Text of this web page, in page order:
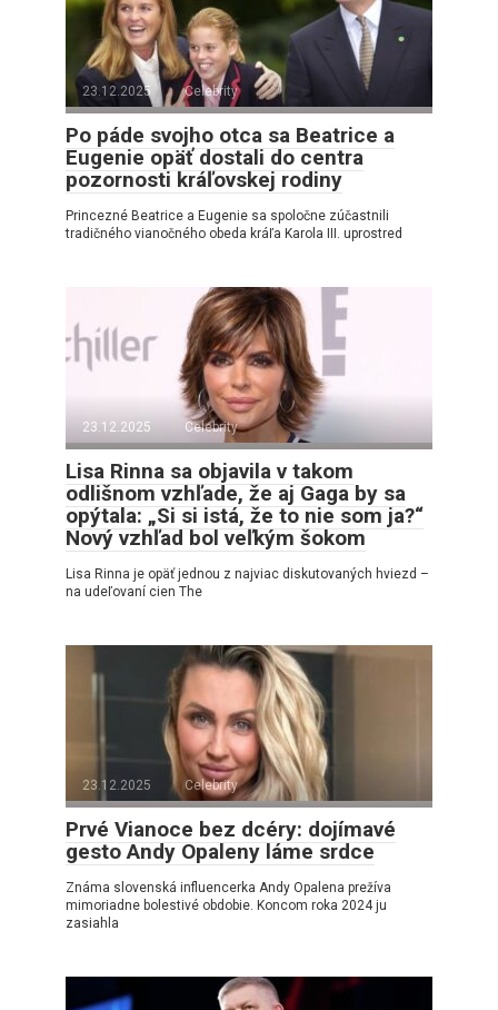
23.12.2025 Celebrity
Po páde svojho otca sa Beatrice a
Eugenie opäť dostali do centra
pozornosti kráľovskej rodiny
Princezné Beatrice a Eugenie sa spoločne zúčastnili
tradičného vianočného obeda kráľa Karola III. uprostred
23.12.2025 Celebrity
Lisa Rinna sa objavila v takom
odlišnom vzhľade, že aj Gaga by sa
opýtala: „Si si istá, že to nie som ja?“
Nový vzhľad bol veľkým šokom
Lisa Rinna je opäť jednou z najviac diskutovaných hviezd –
na udeľovaní cien The
23.12.2025 Celebrity
Prvé Vianoce bez dcéry: dojímavé
gesto Andy Opaleny láme srdce
Známa slovenská influencerka Andy Opalena prežíva
mimoriadne bolestivé obdobie. Koncom roka 2024 ju
zasiahla